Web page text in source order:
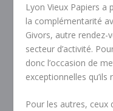
Lyon Vieux Papiers
la complémentarité
Givors, autre rendez-
secteur d’activité.
donc l’occasion de
exceptionnelles
Pour les autres, ceux